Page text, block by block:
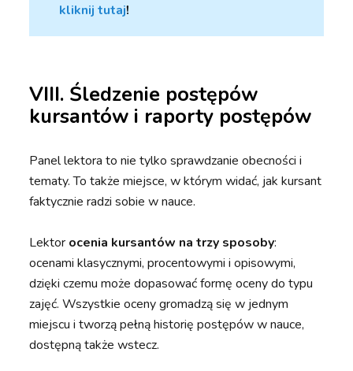
kliknij tutaj!
VIII. Śledzenie postępów
kursantów i raporty postępów
Panel lektora to nie tylko sprawdzanie obecności i
tematy. To także miejsce, w którym widać, jak kursant
faktycznie radzi sobie w nauce.
Lektor ocenia kursantów na trzy sposoby:
ocenami klasycznymi, procentowymi i opisowymi,
dzięki czemu może dopasować formę oceny do typu
zajęć. Wszystkie oceny gromadzą się w jednym
miejscu i tworzą pełną historię postępów w nauce,
dostępną także wstecz.